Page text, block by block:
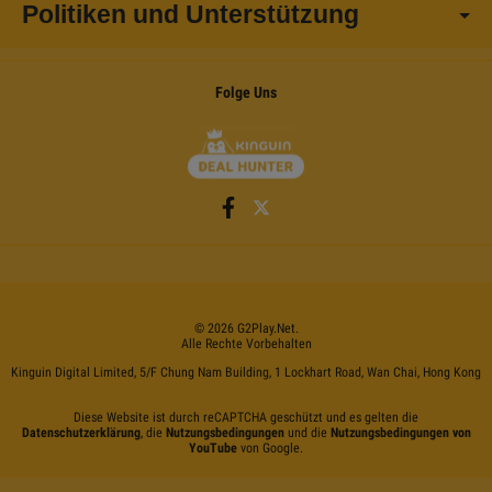
Politiken und Unterstützung
Folge Uns
© 2026 G2Play.net.
Alle Rechte Vorbehalten
Kinguin Digital Limited, 5/F Chung Nam Building, 1 Lockhart Road, Wan Chai, Hong Kong
Diese Website ist durch reCAPTCHA geschützt und es gelten die
Datenschutzerklärung, die Nutzungsbedingungenund die Nutzungsbedingungen von
YouTube von Google.